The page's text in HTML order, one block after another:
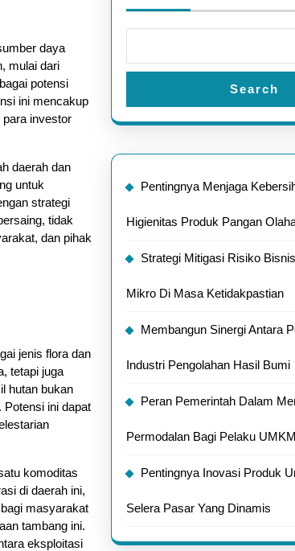
daya
mulai dari
potensi
ini mencakup
investor
daerah dan
untuk
strategi
tidak
dan pihak
jenis flora dan
tetapi juga
hutan bukan
Potensi ini dapat
komoditas
di daerah ini,
masyarakat
tambang ini.
eksploitasi
Search
Pentingnya Menjaga
Higienitas Produk Pangan
Strategi Mitigasi Risiko
Mikro Di Masa Ketidakpastian
Membangun Sinergi Antara
Industri Pengolahan Hasil Bumi
Peran Pemerintah Dalam
Permodalan Bagi Pelaku UMKM
Pentingnya Inovasi Produk
Selera Pasar Yang Dinamis